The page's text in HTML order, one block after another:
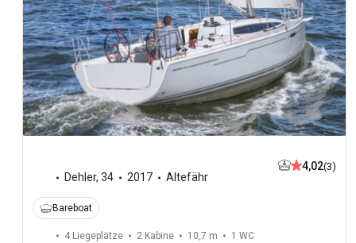
Dehler, 34 2017 Altefähr
4,02(3)
Bareboat
4 Liegeplätze 2 Kabine 10,7 m 1 WC